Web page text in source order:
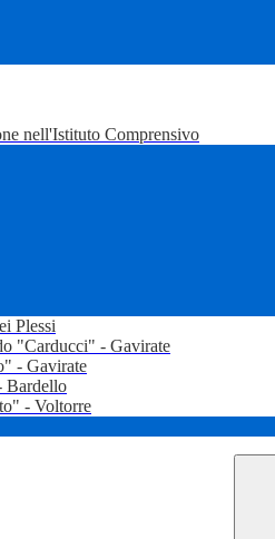
nell'Istituto Comprensivo
Plessi
"Carducci" - Gavirate
- Gavirate
Bardello
- Voltorre